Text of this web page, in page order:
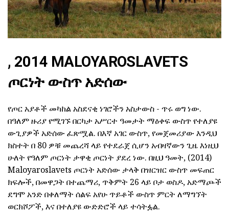
, 2014 MALOYAROSLAVETS
ጦርነት ውስጥ አድሰው
የጦር አያቶች መካከል አስደናቂ ነገሮችን አስታውስ - ጥሩ ወግ ነው.
በዓለም ዙሪያ የሚገኙ በርካታ አሥርተ ዓመታት ማዕቀፍ ውስጥ የተለያዩ
ውጊያዎች አድሰው ፈጽሟል. በእኛ አገር ውስጥ, የመጀመሪያው እንዲህ
ክስተት በ 80 ዎቹ መጨረሻ ላይ የተደራጀ ሲሆን አብዛኛውን ጊዜ እነዚህ
ሁለት የዓለም ጦርነት ታዋቂ ጦርነት ያደረ ነው. በዚህ ዓመት, (2014)
Maloyaroslavets ጦርነት አድሰው ታላቅ በዝርዝር ውስጥ መፍጠር
ክፍሎች, በመዋጋት በተጨማሪ, ጥቅምት 26 ላይ ቦታ ወስዶ, አድማጮች
ደግሞ አንድ በቀለማት ሰልፍ አየሁ ጥይቶች ውስጥ ምርት ለማግኘት
ወርክሾፖች, እና በተለያዩ ውድድሮች ላይ ተሳትፏል.